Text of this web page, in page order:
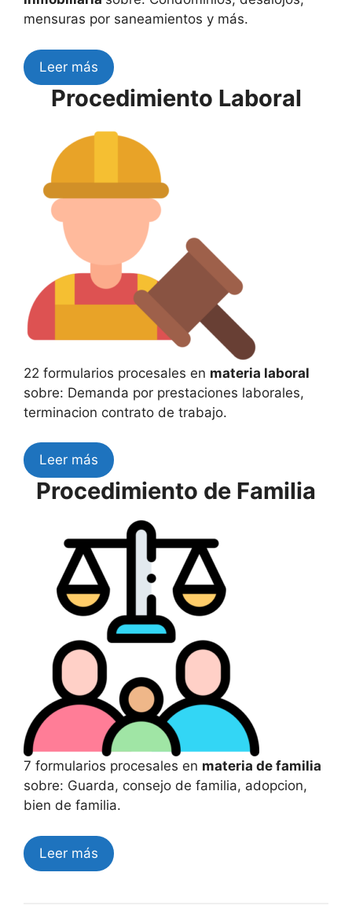
mensuras por saneamientos y más.
Leer más
Procedimiento Laboral
22 formularios procesales en materia laboral
sobre: Demanda por prestaciones laborales,
terminacion contrato de trabajo.
Leer más
Procedimiento de Familia
7 formularios procesales en materia de familia
sobre: Guarda, consejo de familia, adopcion,
bien de familia.
Leer más